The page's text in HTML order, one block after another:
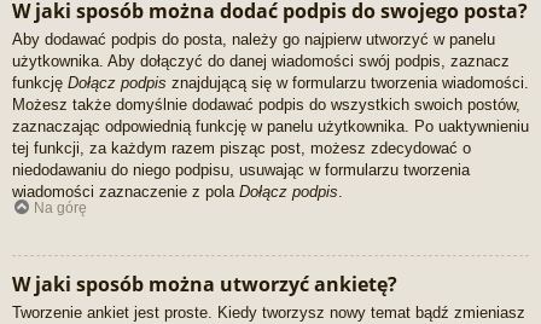
W jaki sposób można dodać podpis do swojego posta?
Aby dodawać podpis do posta, należy go najpierw utworzyć w panelu
użytkownika. Aby dołączyć do danej wiadomości swój podpis, zaznacz
funkcję Dołącz podpis znajdującą się w formularzu tworzenia wiadomości.
Możesz także domyślnie dodawać podpis do wszystkich swoich postów,
zaznaczając odpowiednią funkcję w panelu użytkownika. Po uaktywnieniu
tej funkcji, za każdym razem pisząc post, możesz zdecydować o
niedodawaniu do niego podpisu, usuwając w formularzu tworzenia
wiadomości zaznaczenie z pola Dołącz podpis
Na górę
W jaki sposób można utworzyć ankietę?
Tworzenie ankiet jest proste. Kiedy tworzysz nowy temat bądź zmieniasz